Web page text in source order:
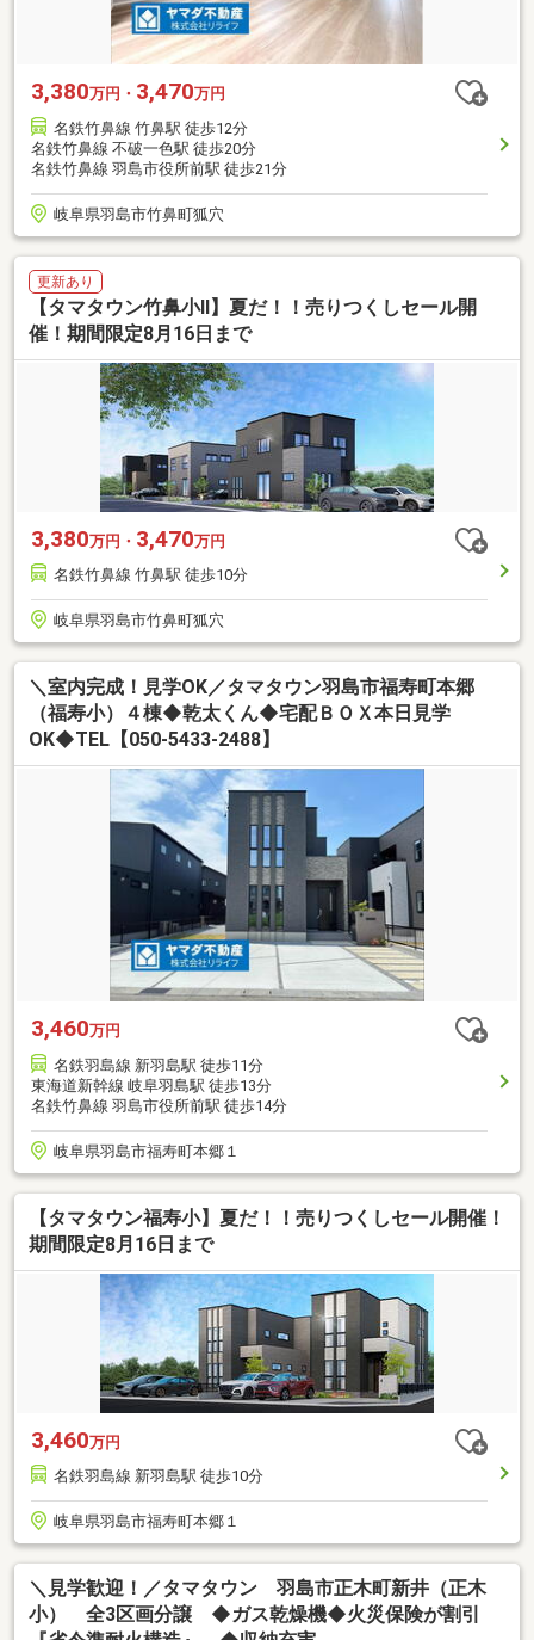
3,380万円・ 3,470万円
名鉄竹鼻線 竹鼻駅 徒歩12分
名鉄竹鼻線 不破一色駅 徒歩20分
名鉄竹鼻線 羽島市役所前駅 徒歩21分
岐阜県羽島市竹鼻町狐穴
更新あり
【タマタウン竹鼻小Ⅱ】夏だ！！売りつくしセール開
催！期間限定8月16日まで
3,380万円・ 3,470万円
名鉄竹鼻線 竹鼻駅 徒歩10分
岐阜県羽島市竹鼻町狐穴
＼室内完成！見学OK／タマタウン羽島市福寿町本郷
（福寿小）４棟◆乾太くん◆宅配ＢＯＸ本日見学
OK◆TEL【050-5433-2488】
3,460万円
名鉄羽島線 新羽島駅 徒歩11分
東海道新幹線 岐阜羽島駅 徒歩13分
名鉄竹鼻線 羽島市役所前駅 徒歩14分
岐阜県羽島市福寿町本郷１
【タマタウン福寿小】夏だ！！売りつくしセール開催！
期間限定8月16日まで
3,460万円
名鉄羽島線 新羽島駅 徒歩10分
岐阜県羽島市福寿町本郷１
＼見学歓迎！／タマタウン 羽島市正木町新井（正木
小） 全3区画分譲 ◆ガス乾燥機◆火災保険が割引